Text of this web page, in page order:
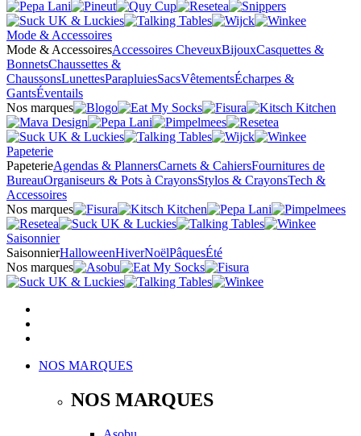
Mode & Accessoires
Mode & AccessoiresAccessoires CheveuxBijouxCasquettes &
BonnetsChaussettes &
ChaussonsLunettesParapluiesSacsVêtementsÉcharpes &
GantsÉventails
Nos marques
Papeterie
PapeterieAgendas & PlannersCarnets & CahiersFournitures de
BureauOrganiseurs & Pots à CrayonsStylos & CrayonsTech &
Accessoires
Nos marques
Saisonnier
SaisonnierHalloweenHiverNoëlPâquesÉté
Nos marques
NOS MARQUES
NOS MARQUES